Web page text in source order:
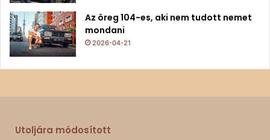
Az öreg 104-es, aki nem tudott nemet
mondani
2026-04-21
Utoljára módosított